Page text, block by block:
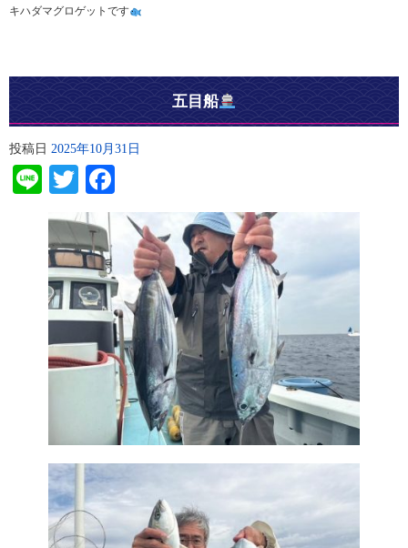
キハダマグロゲットです
五目船
投稿日 2025年10月31日
LineTwitter